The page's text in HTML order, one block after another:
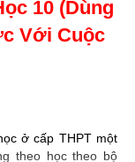
10 (Dùng
Với Cuộc
ở cấp THPT một
theo học theo bộ